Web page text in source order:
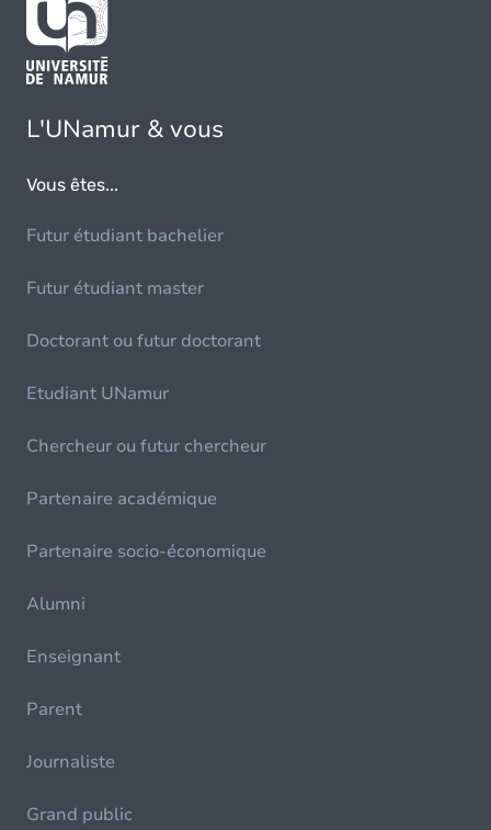
L'UNamur & vous
Vous êtes...
Futur étudiant bachelier
Futur étudiant master
Doctorant ou futur doctorant
Etudiant UNamur
Chercheur ou futur chercheur
Partenaire académique
Partenaire socio-économique
Alumni
Enseignant
Parent
Journaliste
Grand public